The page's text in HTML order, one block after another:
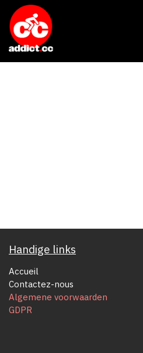
Overslaan naar inhoud
Handige links
Accueil
Contactez-nous
Algemene voorwaarden
GDPR